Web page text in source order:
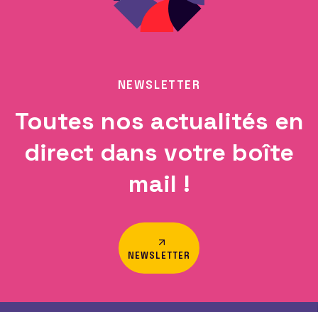
NEWSLETTER
Toutes nos actualités en
direct dans votre boîte
mail !
NEWSLETTER